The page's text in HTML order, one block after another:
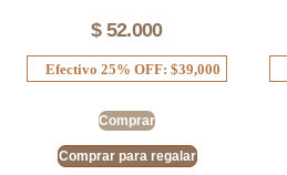
$52.000
Efectivo 25% OFF: $39,000
Comprar
Comprar para regalar